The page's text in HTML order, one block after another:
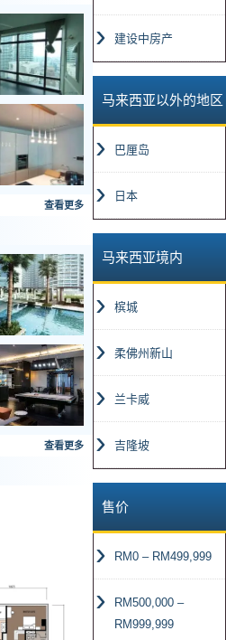
建设中房产
马来西亚以外的地区
巴厘岛
日本
马来西亚境内
槟城
柔佛州新山
兰卡威
吉隆坡
售价
RM0 – RM499,999
RM500,000 –
RM999,999
查看更多
查看更多